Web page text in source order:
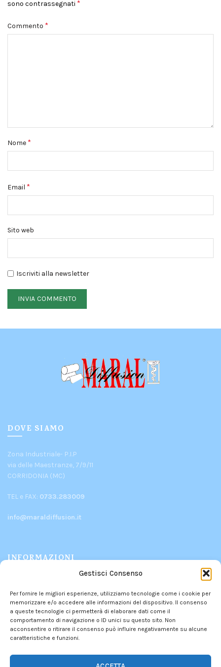
Gestisci Consenso
Per fornire le migliori esperienze, utilizziamo tecnologie come i cookie per
memorizzare e/o accedere alle informazioni del dispositivo. Il consenso
a queste tecnologie ci permetterà di elaborare dati come il
comportamento di navigazione o ID unici su questo sito. Non
acconsentire o ritirare il consenso può influire negativamente su alcune
caratteristiche e funzioni.
sono contrassegnati *
Commento *
Nome *
Email *
Sito web
Iscriviti alla newsletter
DOVE SIAMO
Zona Industriale- P.I.P
via delle Maestranze, 7/9/11
CORRIDONIA (MC)
TEL e FAX: 0733.283009
info@maraldiffusion.it
INFORMAZIONI
CHI SIAMO
CONTATTI
POLITICA DEI RESI
PRIVACY POLICY–COOKIE POLICY
INFORMATIVA DEI CONTRIBUTI PUBBLICI